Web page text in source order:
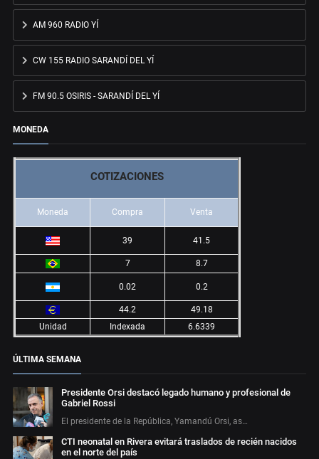
AM 960 RADIO YÍ
CW 155 RADIO SARANDÍ DEL YÍ
FM 90.5 OSIRIS - SARANDÍ DEL YÍ
MONEDA
COTIZACIONES
Moneda Compra Venta
39 41.5
7 8.7
0.02 0.2
44.2
49.18
Unidad
Indexada 6.6339
ÚLTIMA SEMANA
Presidente Orsi destacó legado humano y profesional de
Gabriel Rossi
El presidente de la República, Yamandú Orsi, as…
CTI neonatal en Rivera evitará traslados de recién nacidos
en el norte del país